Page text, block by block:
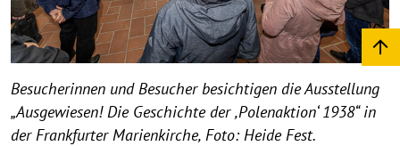
Besucherinnen und Besucher besichtigen die Ausstellung
„Ausgewiesen! Die Geschichte der ,Polenaktion‘ 1938“ in
der Frankfurter Marienkirche, Foto: Heide Fest.